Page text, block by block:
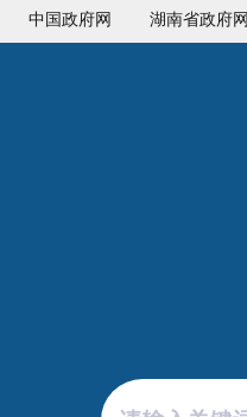
中国政府网 湖南省政府网